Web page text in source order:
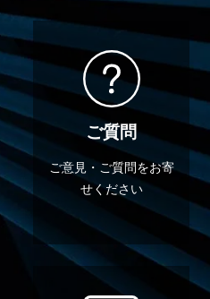
ご質問
ご意見・ご質問をお寄
せください